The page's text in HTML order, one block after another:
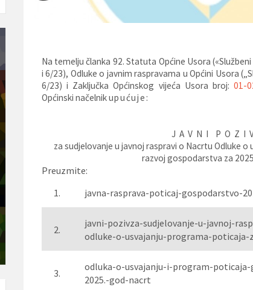
Na temelju članka 92. Statuta Općine Usora
i 6/23), Odluke o javnim raspravama u Općini Usora
6/23) i Zaključka Općinskog vijeća Usora broj:01-
Općinski načelnikupućuje:
J A V N I P O Z I
za sudjelovanje u javnoj raspravi o Nacrtu Odluke
razvoj gospodarstva za
Preuzmite:
1.
javna-rasprava-poticaj-gospodarstvo-
2.
javni-pozivza-sudjelovanje-u-javnoj-
odluke-o-usvajanju-programa-poticaja-
3.
odluka-o-usvajanju-i-program-poticaja-
2025.-god-nacrt